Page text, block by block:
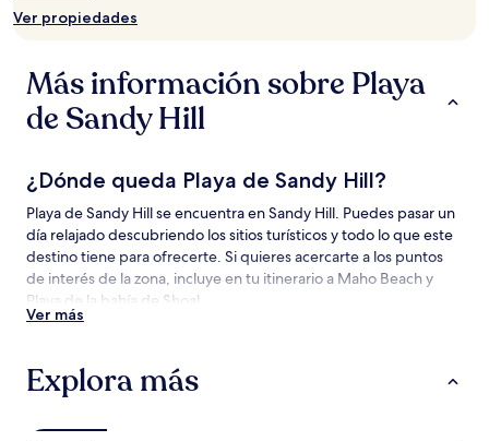
y
están
sujetos
términos
adicionales.
Ver propiedades
Más información sobre Playa
de Sandy Hill
¿Dónde queda Playa de Sandy Hill?
Playa de Sandy Hill se encuentra en Sandy Hill. Puedes pasar un
día relajado descubriendo los sitios turísticos y todo lo que este
destino tiene para ofrecerte. Si quieres acercarte a los puntos
de interés de la zona, incluye en tu itinerario a Maho Beach y
Playa de la bahía de Shoal.
Atracciones para visitar cerca de Playa de Sandy Hill
Ver más
Explora más